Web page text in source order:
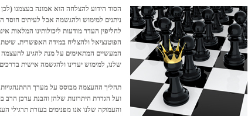
הסוד הידוע להצלחה הוא אמונה בעצמנו
ניתנים למימוש ולהגשמה אבל לעיתים חוסר
לחליפין העדר מודעות ליכולותינו המלאות
המעשיים המתאימים על מנת להגיע
שלנו, למימוש יעדינו ולהגשמה אישית
תהליך ההעצמה מבוסס על מערך ההתנהגויות
ועל הגדרת היתרונות שלהן והבנת ערכן הרב
והעמוקה שלנו אנו מפנימים בעזרת תרגילי